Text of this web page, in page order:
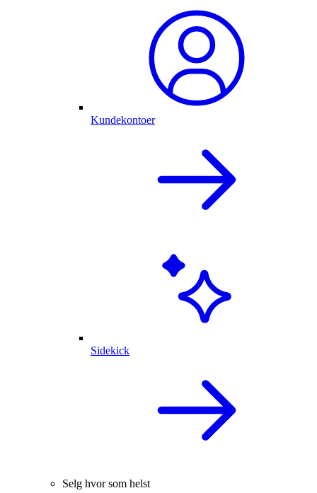
Kundekontoer
Sidekick
Selg hvor som helst